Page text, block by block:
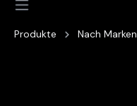
Produkte Nach Marken